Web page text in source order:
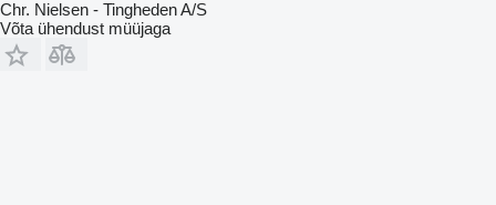
Chr. Nielsen - Tingheden A/S
Võta ühendust müüjaga